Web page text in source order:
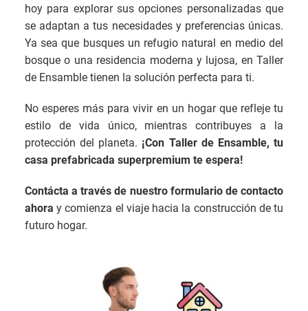
hoy para explorar sus opciones personalizadas que
se adaptan a tus necesidades y preferencias únicas.
Ya sea que busques un refugio natural en medio del
bosque o una residencia moderna y lujosa, en Taller
de Ensamble tienen la solución perfecta para ti.
No esperes más para vivir en un hogar que refleje tu
estilo de vida único, mientras contribuyes a la
protección del planeta. ¡Con Taller de Ensamble, tu
casa prefabricada superpremium te espera!
Contácta a través de nuestro formulario de contacto
ahora y comienza el viaje hacia la construcción de tu
futuro hogar.